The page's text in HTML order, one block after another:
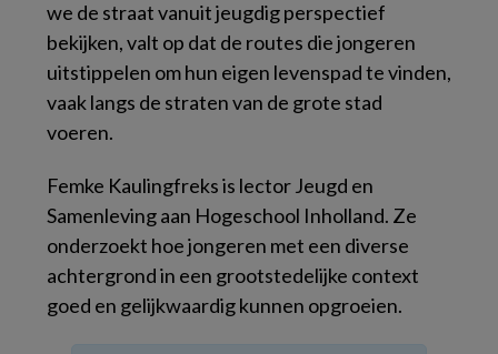
we de straat vanuit jeugdig perspectief
bekijken, valt op dat de routes die jongeren
uitstippelen om hun eigen levenspad te vinden,
vaak langs de straten van de grote stad
voeren.
Femke Kaulingfreks is lector Jeugd en
Samenleving aan Hogeschool Inholland. Ze
onderzoekt hoe jongeren met een diverse
achtergrond in een grootstedelijke context
goed en gelijkwaardig kunnen opgroeien.